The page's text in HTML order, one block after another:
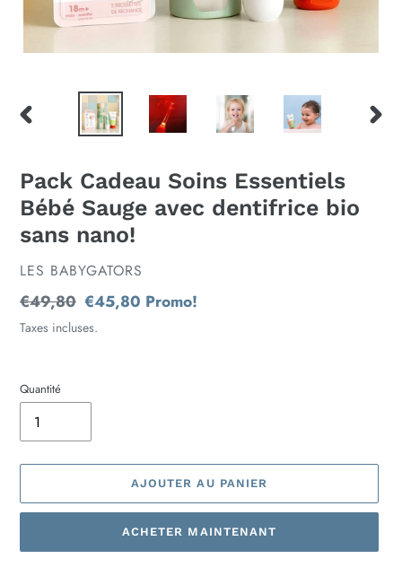
DIAPOSITIVE
Pack Cadeau Soins Essentiels
Bébé Sauge avec dentifrice bio
sans nano!
DISTRIBUTEUR
LES BABYGATORS
Prix
normal
€49,80 Prix
réduit
€45,80 Promo!
Taxes incluses.
Quantité
AJOUTER AU PANIER
ACHETER MAINTENANT